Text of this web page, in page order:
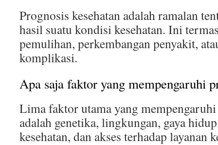
Prognosis kesehatan adalah ramalan
hasil suatu kondisi kesehatan. Ini
pemulihan, perkembangan penyakit,
komplikasi.
Apa saja faktor yang mempengaruhi
Lima faktor utama yang
adalah genetika, lingkungan, gaya
kesehatan, dan akses terhadap layanan